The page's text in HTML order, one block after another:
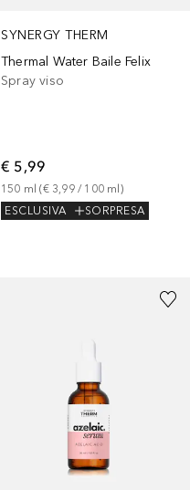
SYNERGY THERM
Thermal Water Baile Felix
Spray viso
€ 5,99
150 ml (€ 3,99 / 100 ml )
ESCLUSIVA
SORPRESA